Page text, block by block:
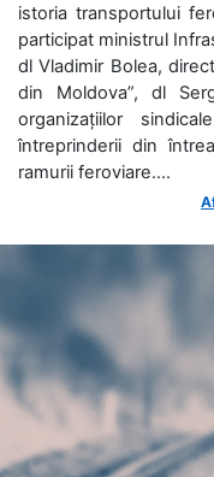
istoria transportului
participat ministrul
dl Vladimir Bolea,
din Moldova”, dl
organizațiilor
întreprinderii din
ramurii feroviare....